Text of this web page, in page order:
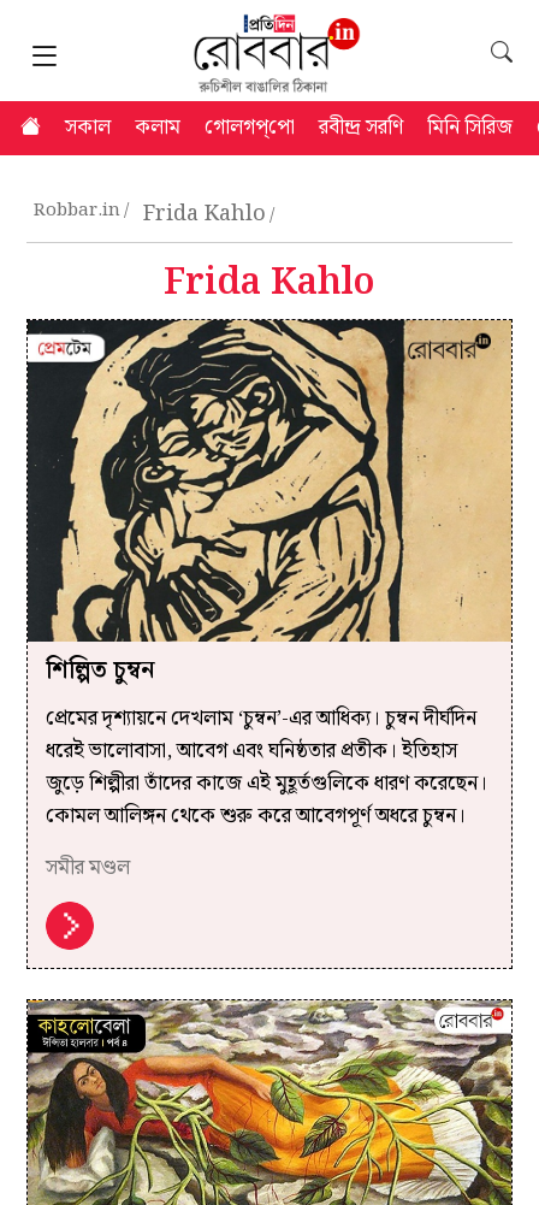
সকাল কলাম গোলগপ্‌পো রবীন্দ্র সরণি মিনি সিরিজ
Robbar.in Frida Kahlo
Frida Kahlo
শিল্পিত চুম্বন
প্রেমের দৃশ্যায়নে দেখলাম ‘চুম্বন’-এর আধিক্য। চুম্বন দীর্ঘদিন
ধরেই ভালোবাসা, আবেগ এবং ঘনিষ্ঠতার প্রতীক। ইতিহাস
জুড়ে শিল্পীরা তাঁদের কাজে এই মুহূর্তগুলিকে ধারণ করেছেন।
কোমল আলিঙ্গন থেকে শুরু করে আবেগপূর্ণ অধরে চুম্বন।
সমীর মণ্ডল